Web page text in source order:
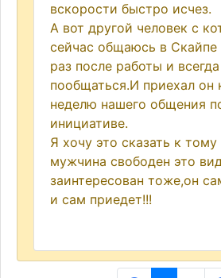
вскорости быстро исчез.
А вот другой человек с
сейчас общаюсь в Скайпе
раз после работы и
пообщаться.И приехал он
неделю нашего общения
инициативе.
Я хочу это сказать к тому
мужчина свободен это
заинтересован тоже,он
и сам приедет!!!